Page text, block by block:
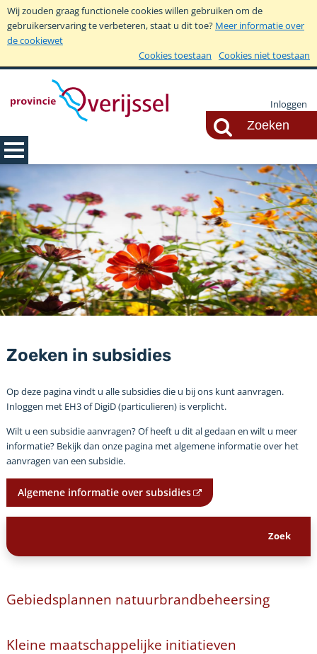
Wij zouden graag functionele cookies willen gebruiken om de
gebruikerservaring te verbeteren, staat u dit toe? Meer informatie over
de cookiewet
Cookies toestaan
Cookies niet toestaan
Inloggen
Zoeken in subsidies
Op deze pagina vindt u alle subsidies die u bij ons kunt aanvragen.
Inloggen met EH3 of DigiD (particulieren) is verplicht.
Wilt u een subsidie aanvragen? Of heeft u dit al gedaan en wilt u meer
informatie? Bekijk dan onze pagina met algemene informatie over het
aanvragen van een subsidie.
Algemene informatie over subsidies
Gebiedsplannen natuurbrandbeheersing
Kleine maatschappelijke initiatieven